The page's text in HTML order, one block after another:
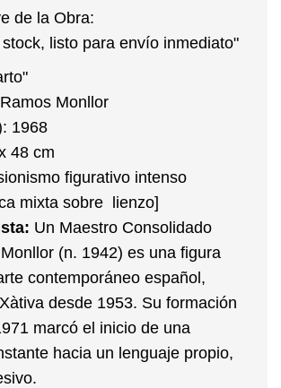
de la Obra:
listo para envío inmediato"
Monllor
1968
48 cm
figurativo intenso
mixta sobre lienzo]
Un Maestro Consolidado
(n. 1942) es una figura
contemporáneo español,
desde 1953. Su formación
marcó el inicio de una
hacia un lenguaje propio,